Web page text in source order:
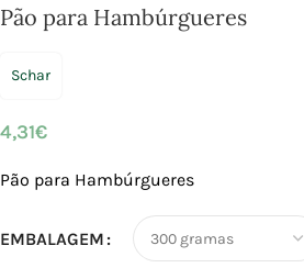
Pão para Hambúrgueres
Schar
4,31€
Pão para Hambúrgueres
EMBALAGEM